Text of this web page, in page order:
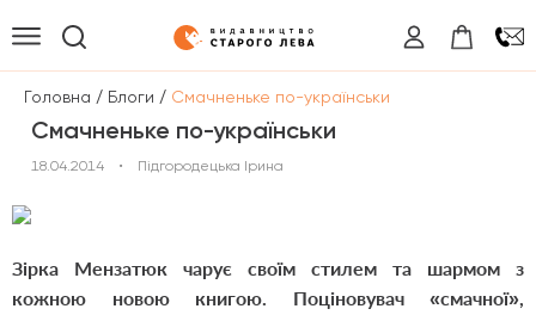
Головна / Блоги / Смачненьке по-українськи
Смачненьке по-українськи
18.04.2014 • Підгородецька Ірина
Зірка Мензатюк чарує своїм стилем та шармом з
кожною новою книгою. Поціновувач «смачної»,